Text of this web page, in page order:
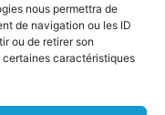
nous permettra de
de navigation ou les ID
ou de retirer son
caractéristiques